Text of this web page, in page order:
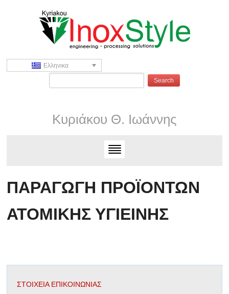
Ελληνικα
Κυριάκου Θ. Ιωάννης
ΠΑΡΑΓΩΓΗ ΠΡΟΪΟΝΤΩΝ
ΑΤΟΜΙΚΗΣ ΥΓΙΕΙΝΗΣ
ΣΤΟΙΧΕΙΑ ΕΠΙΚΟΙΝΩΝΙΑΣ